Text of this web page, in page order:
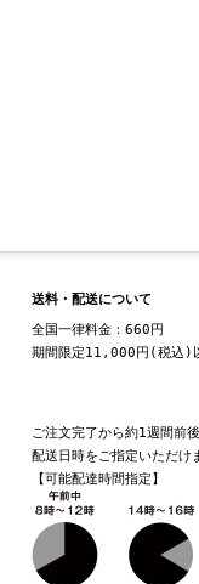
送料・配送について
全国一律料金：660円
期間限定11,000円(税込)
ご注文完了から約1週間前
配送日時をご指定いただけ
【可能配達時間指定】